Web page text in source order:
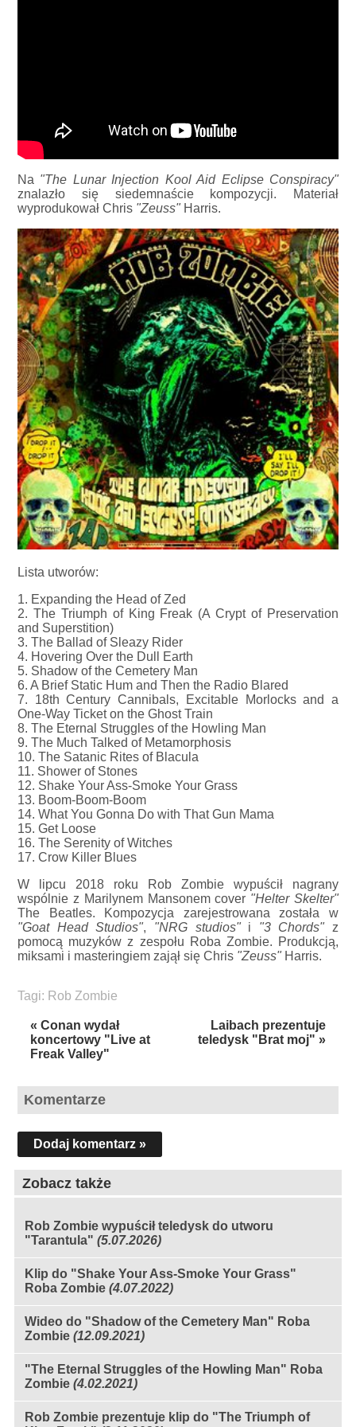
Na "The Lunar Injection Kool Aid Eclipse Conspiracy"
znalazło się siedemnaście kompozycji. Materiał
wyprodukował Chris "Zeuss"Harris.
Lista utworów:
1. Expanding the Head of Zed
2. The Triumph of King Freak (A Crypt of Preservation
and Superstition)
3. The Ballad of Sleazy Rider
4. Hovering Over the Dull Earth
5. Shadow of the Cemetery Man
6. A Brief Static Hum and Then the Radio Blared
7. 18th Century Cannibals, Excitable Morlocks and a
One-Way Ticket on the Ghost Train
8. The Eternal Struggles of the Howling Man
9. The Much Talked of Metamorphosis
10. The Satanic Rites of Blacula
11. Shower of Stones
12. Shake Your Ass-Smoke Your Grass
13. Boom-Boom-Boom
14. What You Gonna Do with That Gun Mama
15. Get Loose
16. The Serenity of Witches
17. Crow Killer Blues
W lipcu 2018 roku Rob Zombie wypuścił nagrany
wspólnie z Marilynem Mansonem cover "Helter Skelter"
The Beatles. Kompozycja zarejestrowana została w
"Goat Head Studios", "NRG studios"i "3 Chords" z
pomocą muzyków z zespołu Roba Zombie. Produkcją,
miksami i masteringiem zajął się Chris "Zeuss" Harris.
Tagi: Rob Zombie
« Conan wydał
koncertowy "Live at
Freak Valley"
Laibach prezentuje
teledysk "Brat moj" »
Komentarze
Dodaj komentarz »
Zobacz także
Rob Zombie wypuścił teledysk do utworu
"Tarantula" (5.07.2026)
Klip do "Shake Your Ass-Smoke Your Grass"
Roba Zombie (4.07.2022)
Wideo do "Shadow of the Cemetery Man" Roba
Zombie (12.09.2021)
"The Eternal Struggles of the Howling Man" Roba
Zombie (4.02.2021)
Rob Zombie prezentuje klip do "The Triumph of